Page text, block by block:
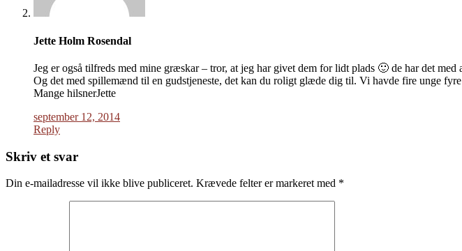
Jette Holm Rosendal
Jeg er også tilfreds med mine græskar – tror, at jeg har givet dem for lidt plads 🙂 de har det med
Og det med spillemænd til en gudstjeneste, det kan du roligt glæde dig til. Vi havde fire unge
Mange hilsnerJette
september 12, 2014
Reply
Skriv et svar
Din e-mailadresse vil ikke blive publiceret. Krævede felter er markeret med *